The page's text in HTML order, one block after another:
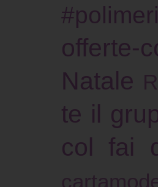
offerte-
Natale
te il
col fai